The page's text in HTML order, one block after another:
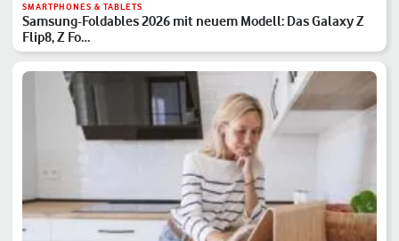
SMARTPHONES & TABLETS
Samsung-Foldables 2026 mit neuem Modell: Das Galaxy Z
Flip8, Z Fo…